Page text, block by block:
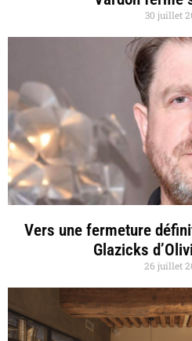
30 juillet
Vers une fermeture
Glazicks
26 juillet